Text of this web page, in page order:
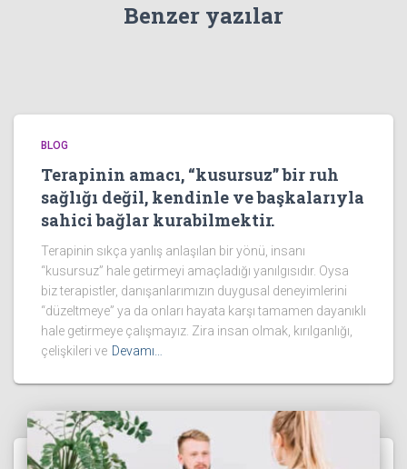
Benzer yazılar
BLOG
Terapinin amacı, “kusursuz” bir ruh
sağlığı değil, kendinle ve başkalarıyla
sahici bağlar kurabilmektir.
Terapinin sıkça yanlış anlaşılan bir yönü, insanı
“kusursuz” hale getirmeyi amaçladığı yanılgısıdır. Oysa
biz terapistler, danışanlarımızın duygusal deneyimlerini
“düzeltmeye” ya da onları hayata karşı tamamen dayanıklı
hale getirmeye çalışmayız. Zira insan olmak, kırılganlığı,
çelişkileri ve Devamı…